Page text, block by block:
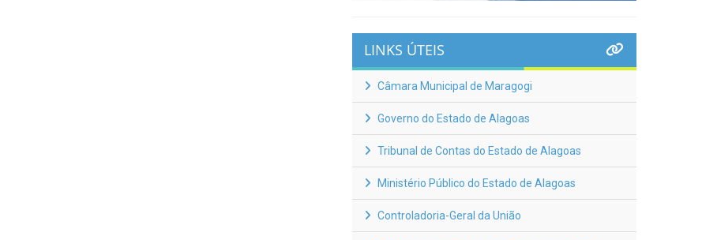
LINKS ÚTEIS
Câmara Municipal de Maragogi
Governo do Estado de Alagoas
Tribunal de Contas do Estado de Alagoas
Ministério Público do Estado de Alagoas
Controladoria-Geral da União